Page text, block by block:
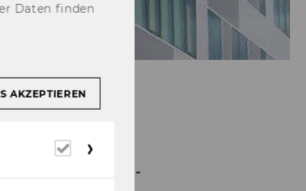
der
und -
Daten finden
AKZEPTIEREN
Erforderliche